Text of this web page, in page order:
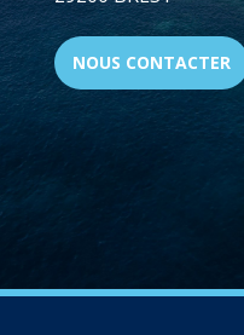
NOUS CONTACTER